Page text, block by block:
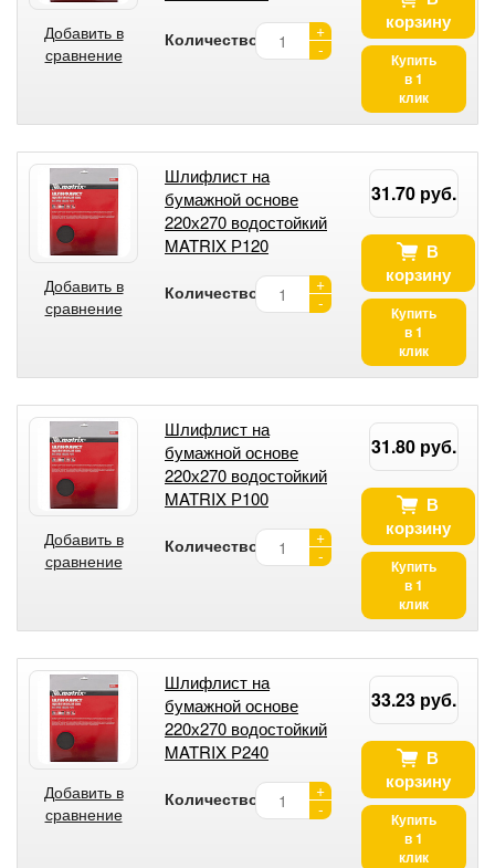
Добавить в
сравнение
Количество:
+
-
корзину
Купить
в 1
клик
Добавить в
сравнение
Шлифлист на
бумажной основе
220х270 водостойкий
MATRIX Р120
Количество:
+
-
31.70 руб.
В
корзину
Купить
в 1
клик
Добавить в
сравнение
Шлифлист на
бумажной основе
220х270 водостойкий
MATRIX Р100
Количество:
+
-
31.80 руб.
В
корзину
Купить
в 1
клик
Добавить в
сравнение
Шлифлист на
бумажной основе
220х270 водостойкий
MATRIX Р240
Количество:
+
-
33.23 руб.
В
корзину
Купить
в 1
клик